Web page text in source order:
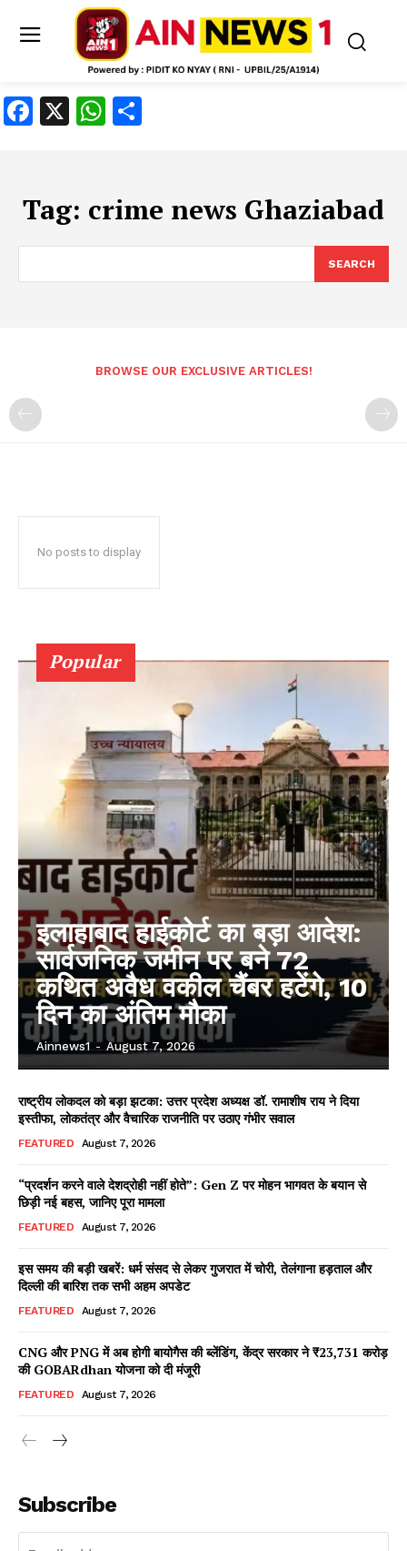
Facebook
X WhatsApp
Share
Read Latest News on AIN
Facebook
X WhatsApp
Tag: crime news Ghaziabad
SEARCH
BROWSE OUR EXCLUSIVE ARTICLES!
No posts to display
Popular
इलाहाबाद हाईकोर्ट का बड़ा आदेश:
सार्वजनिक जमीन पर बने 72
कथित अवैध वकील चैंबर हटेंगे, 10
दिन का अंतिम मौका
Ainnews1 - August 7, 2026
राष्ट्रीय लोकदल को बड़ा झटका: उत्तर प्रदेश अध्यक्ष डॉ. रामाशीष राय ने दिया
इस्तीफा, लोकतंत्र और वैचारिक राजनीति पर उठाए गंभीर सवाल
FEATURED August 7, 2026
“प्रदर्शन करने वाले देशद्रोही नहीं होते”: Gen Z पर मोहन भागवत के बयान से
छिड़ी नई बहस, जानिए पूरा मामला
FEATURED August 7, 2026
इस समय की बड़ी खबरें: धर्म संसद से लेकर गुजरात में चोरी, तेलंगाना हड़ताल और
दिल्ली की बारिश तक सभी अहम अपडेट
FEATURED August 7, 2026
CNG और PNG में अब होगी बायोगैस की ब्लेंडिंग, केंद्र सरकार ने ₹23,731 करोड़
की GOBARdhan योजना को दी मंजूरी
FEATURED August 7, 2026
Subscribe